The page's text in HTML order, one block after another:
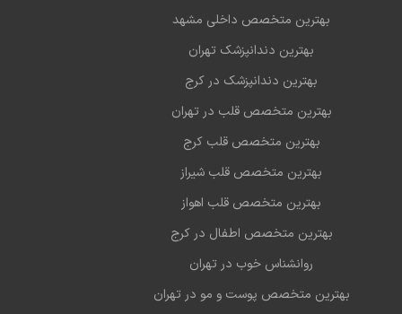
بهترین متخصص داخلی مشهد
بهترین دندانپزشک تهران
بهترین دندانپزشک در کرج
بهترین متخصص قلب در تهران
بهترین متخصص قلب کرج
بهترین متخصص قلب شیراز
بهترین متخصص قلب اهواز
بهترین متخصص اطفال در کرج
روانشناس خوب در تهران
بهترین متخصص پوست و مو در تهران